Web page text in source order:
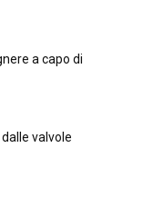
a capo di
valvole